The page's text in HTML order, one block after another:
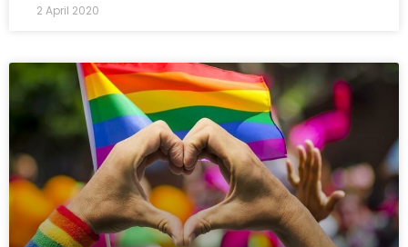
2 April 2020